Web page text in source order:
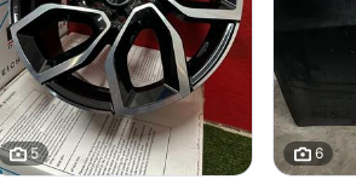
5 6